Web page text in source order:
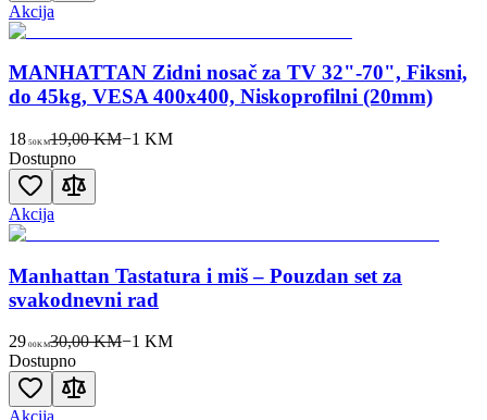
Akcija
MANHATTAN Zidni nosač za TV 32"-70", Fiksni,
do 45kg, VESA 400x400, Niskoprofilni (20mm)
18 50KM19,00 KM−1 KM
Dostupno
Akcija
Manhattan Tastatura i miš – Pouzdan set za
svakodnevni rad
29 00KM30,00 KM−1 KM
Dostupno